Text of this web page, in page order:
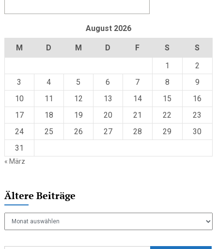
August 2026
M D M D F S
S
1
2
3
4 5 6 7 8
9
10
11 12 13 14 15
16
17
18 19 20 21 22
23
24
25 26 27 28 29
30
31
« März
Ältere Beiträge